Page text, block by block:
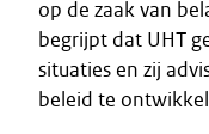
op de zaak van
begrijpt dat UHT
situaties en zij
beleid te